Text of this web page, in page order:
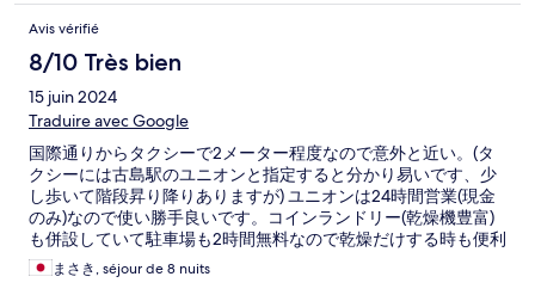
しかったです。Netflixも利用不可、カミソリ・スリッパの記載
がありましたがどちらも備え付けなし、防音仕様との記載があ
りましたが多少音が気になりました。 【設備・清潔面】 室内時
計は電池切れ、洗濯機の乾燥機能はエラーで使用不可、ワイヤ
ーハンガーはコーティングが剥がれた状態、冷凍庫に前の宿泊
者のアイスが残っていました。ベッド側の壁紙は破れており、
トイレ・浴室・室内にカビ臭さがありました。 【対応につい
て】 クレームに対するスタッフの対応は丁寧でした。 掲載情報
の正確さと、施設の管理・清掃面での改善を強く望みます。
Avis vérifié
8/10 Très bien
15 juin 2024
Traduire avec Google
国際通りからタクシーで2メーター程度なので意外と近い。(タ
クシーには古島駅のユニオンと指定すると分かり易いです、少
し歩いて階段昇り降りありますが) ユニオンは24時間営業(現金
のみ)なので使い勝手良いです。コインランドリー(乾燥機豊富)
も併設していて駐車場も2時間無料なので乾燥だけする時も便利
です。 レンタカーの方は近くのコインパーキング(アップル)が
使い勝手良いですが、数時間でMAX金額(700円)になるので短時
まさき, séjour de 8 nuits